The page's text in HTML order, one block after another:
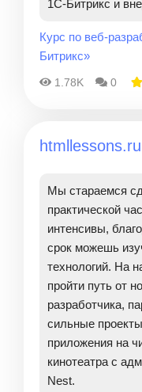
1С‑Битрикс и
Курс по веб-
Битрикс»
1.78K 0
htmllessons.ru
Мы стараемся
практической
интенсивы,
срок можешь
технологий. На
пройти путь от
разработчика,
сильные
приложения на
кинотеатра с
Nest.